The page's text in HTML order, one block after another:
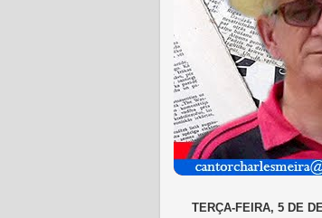
TERÇA-FEIRA, 5 DE